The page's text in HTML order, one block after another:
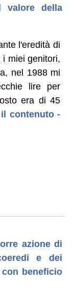
valore della
l'eredità di
miei genitori,
nel 1988 mi
lire per
era di 45
contenuto -
azione di
e dei
con beneficio